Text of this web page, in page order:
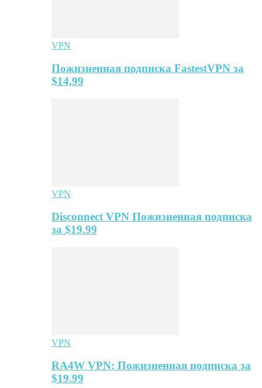
VPN
Пожизненная подписка FastestVPN за
$14,99
VPN
Disconnect VPN Пожизненная подписка
за $19.99
VPN
RA4W VPN: Пожизненная подписка за
$19.99